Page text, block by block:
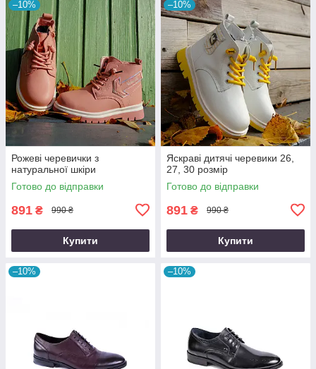
–10%
Рожеві черевички з
натуральної шкіри
Готово до відправки
891 ₴ 990 ₴
Купити
–10%
Яскраві дитячі черевики 26,
27, 30 розмір
Готово до відправки
891 ₴ 990 ₴
Купити
–10% –10%